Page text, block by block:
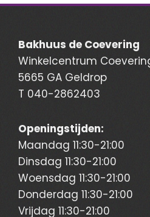
Bakhuus de Coevering
Winkelcentrum
5665 GA Geldrop
T 040-2862403
Openingstijden:
Maandag 11:30-21:00
Dinsdag 11:30-21:00
Woensdag 11:30-21:00
Donderdag 11:30-21:00
Vrijdag 11:30-21:00